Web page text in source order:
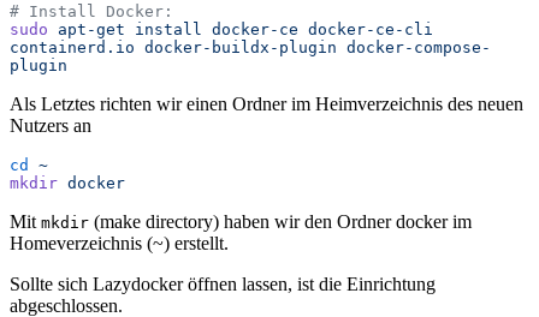
# Install Docker:
sudo apt-get install docker-ce docker-ce-cli
containerd.io docker-buildx-plugin docker-compose-
plugin
Als Letztes richten wir einen Ordner im Heimverzeichnis des neuen
Nutzers an
cd
~
mkdir docker
Mit mkdir (make directory) haben wir den Ordner docker im
Homeverzeichnis (~) erstellt.
Sollte sich Lazydocker öffnen lassen, ist die Einrichtung
abgeschlossen.